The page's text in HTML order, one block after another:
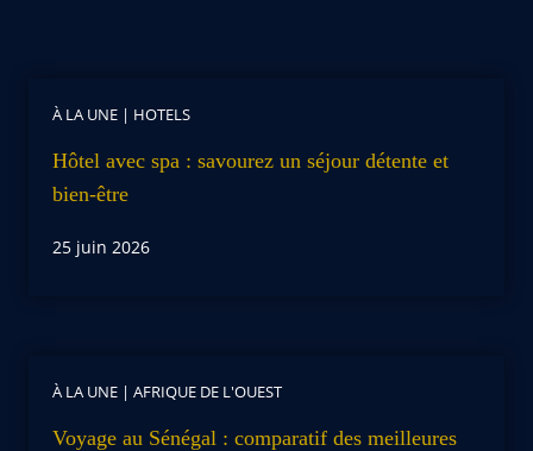
À LA UNE | HOTELS
Hôtel avec spa : savourez un séjour détente et
bien-être
25 juin 2026
À LA UNE | AFRIQUE DE L'OUEST
Voyage au Sénégal : comparatif des meilleures